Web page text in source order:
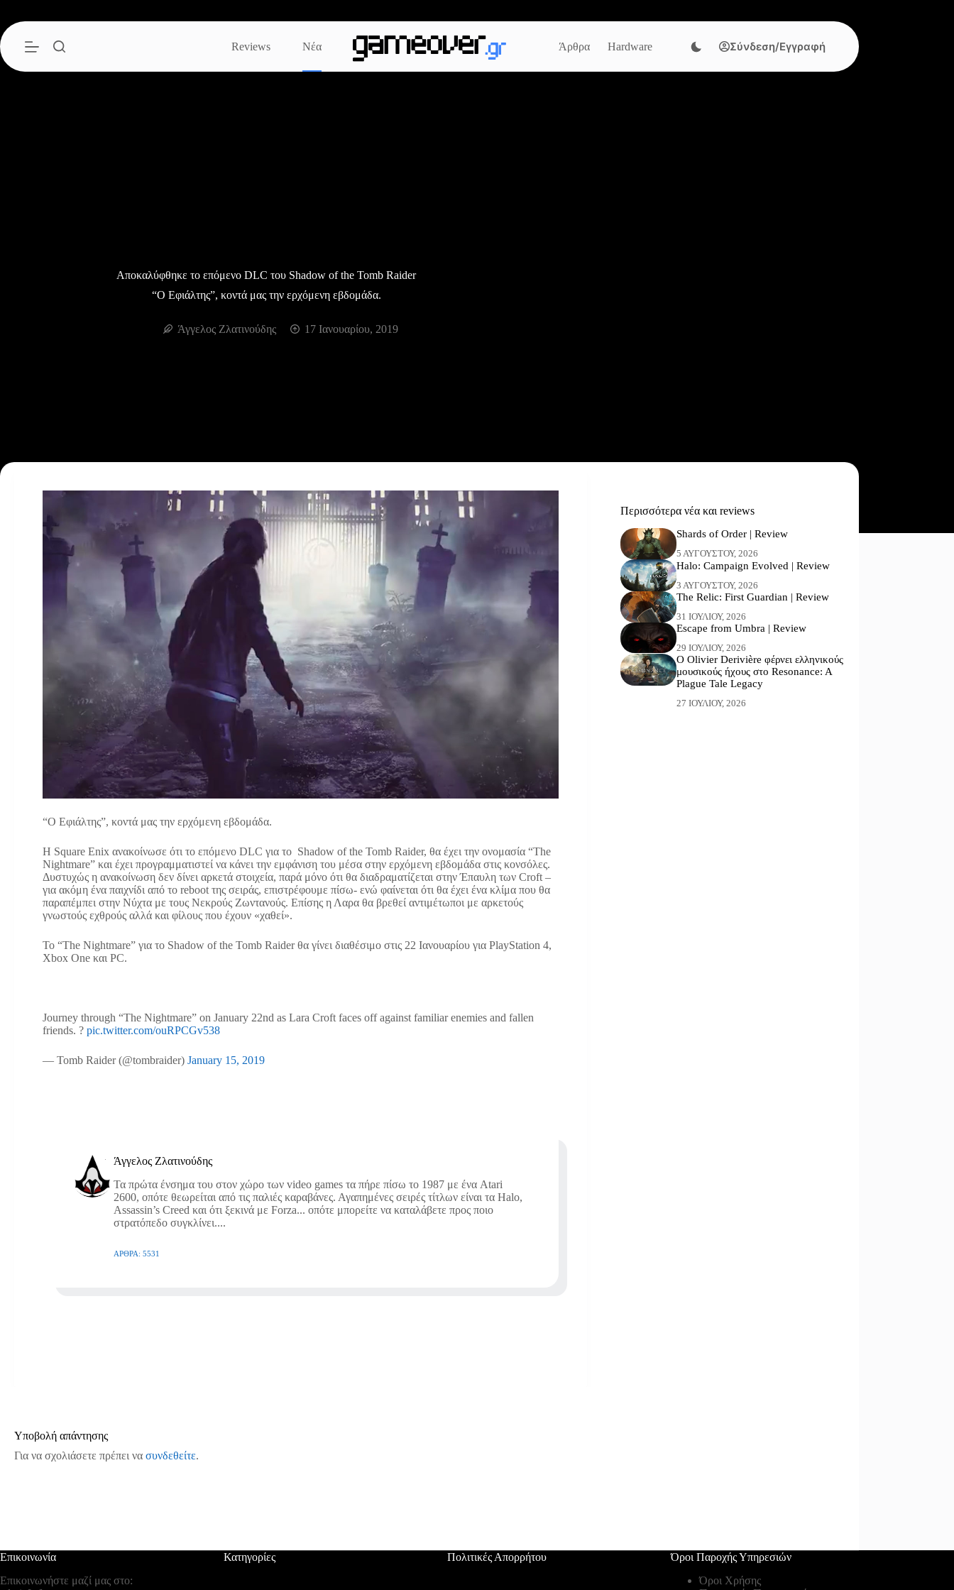
περιεχόμενο
Reviews
Νέα Άρθρα Hardware Σύνδεση/Εγγραφή
Αποκαλύφθηκε το επόμενο DLC του Shadow of the Tomb Raider
“Ο Εφιάλτης”, κοντά μας την ερχόμενη εβδομάδα.
Άγγελος Ζλατινούδης 17 Ιανουαρίου, 2019
“Ο Εφιάλτης”, κοντά μας την ερχόμενη εβδομάδα.
Η Square Enix ανακοίνωσε ότι το επόμενο DLC για το Shadow of the Tomb Raider, θα έχει την ονομασία “The
Nightmare” και έχει προγραμματιστεί να κάνει την εμφάνιση του μέσα στην ερχόμενη εβδομάδα στις κονσόλες.
Δυστυχώς η ανακοίνωση δεν δίνει αρκετά στοιχεία, παρά μόνο ότι θα διαδραματίζεται στην Έπαυλη των Croft –
για ακόμη ένα παιχνίδι από το reboot της σειράς, επιστρέφουμε πίσω- ενώ φαίνεται ότι θα έχει ένα κλίμα που θα
παραπέμπει στην Νύχτα με τους Νεκρούς Ζωντανούς. Επίσης η Λαρα θα βρεθεί αντιμέτωποι με αρκετούς
γνωστούς εχθρούς αλλά και φίλους που έχουν «χαθεί».
Το “The Nightmare” για το Shadow of the Tomb Raider θα γίνει διαθέσιμο στις 22 Ιανουαρίου για PlayStation 4,
Xbox One και PC.
Journey through “The Nightmare” on January 22nd as Lara Croft faces off against familiar enemies and fallen
friends. ? pic.twitter.com/ouRPCGv538
— Tomb Raider (@tombraider) January 15, 2019
Άγγελος Ζλατινούδης
Τα πρώτα ένσημα του στον χώρο των video games τα πήρε πίσω το 1987 με ένα Atari
2600, οπότε θεωρείται από τις παλιές καραβάνες. Αγαπημένες σειρές τίτλων είναι τα Halo,
Assassin’s Creed και ότι ξεκινά με Forza... οπότε μπορείτε να καταλάβετε προς ποιο
στρατόπεδο συγκλίνει....
ΆΡΘΡΑ: 5531
Περισσότερα νέα και reviews
Shards of Order | Review
5 ΑΥΓΟΎΣΤΟΥ, 2026
Halo: Campaign Evolved | Review
3 ΑΥΓΟΎΣΤΟΥ, 2026
The Relic: First Guardian | Review
31 ΙΟΥΛΊΟΥ, 2026
Escape from Umbra | Review
29 ΙΟΥΛΊΟΥ, 2026
Ο Olivier Derivière φέρνει ελληνικούς
μουσικούς ήχους στο Resonance: A
Plague Tale Legacy
27 ΙΟΥΛΊΟΥ, 2026
Υποβολή απάντησης
Για να σχολιάσετε πρέπει να συνδεθείτε.
Επικοινωνία
Επικοινωνήστε μαζί μας στο:
Κατηγορίες Πολιτικές Απορρήτου
Όροι Παροχής Υπηρεσιών
Όροι Χρήσης